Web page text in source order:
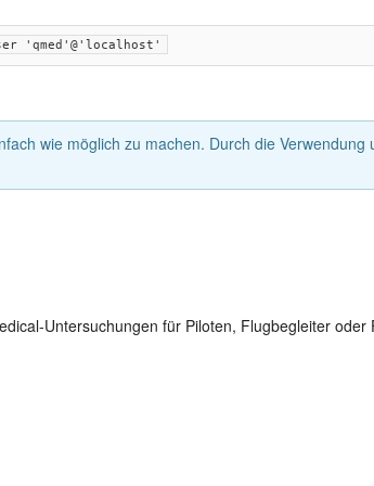
'qmed'@'localhost'
wie möglich zu machen. Durch die
Untersuchungen für Piloten, Flugbegleiter oder